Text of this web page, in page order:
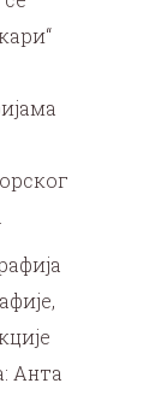
Анта